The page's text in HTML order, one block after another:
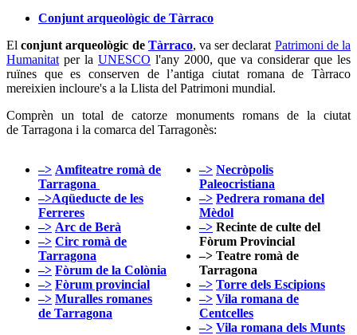
Conjunt arqueològic de Tàrraco
Elconjunt arqueològic de Tàrraco, va ser declarat Patrimoni de la
Humanitat per la UNESCO l'any 2000, que va considerar que les
ruïnes que es conserven de l’antiga ciutat romana de Tàrraco
mereixien incloure's a la Llista del Patrimoni mundial.
Comprèn un total de catorze monuments romans de la ciutat
de Tarragona i la comarca del Tarragonès:
–> Amfiteatre romà de
Tarragona
–>Aqüeducte de les
Ferreres
–> Arc de Berà
–> Circ romà de
Tarragona
–> Fòrum de la Colònia
–> Fòrum provincial
–> Muralles romanes
de Tarragona
–> Necròpolis
Paleocristiana
–> Pedrera romana del
Mèdol
–> Recinte de culte del
Fòrum Provincial
–> Teatre romà de
Tarragona
–> Torre dels Escipions
–> Vila romana de
Centcelles
–> Vila romana dels Munts